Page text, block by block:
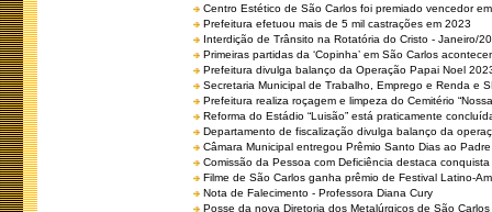
Centro Estético de São Carlos foi premiado vencedor
Prefeitura efetuou mais de 5 mil castrações em 2023
Interdição de Trânsito na Rotatória do Cristo - Janeiro/
Primeiras partidas da ‘Copinha’ em São Carlos
Prefeitura divulga balanço da Operação Papai Noel
Secretaria Municipal de Trabalho, Emprego e Renda e
Prefeitura realiza roçagem e limpeza do Cemitério
Reforma do Estádio “Luisão” está praticamente
Departamento de fiscalização divulga balanço da
Câmara Municipal entregou Prêmio Santo Dias ao
Comissão da Pessoa com Deficiência destaca
Filme de São Carlos ganha prêmio de Festival Latino-
Nota de Falecimento - Professora Diana Cury
Posse da nova Diretoria dos Metalúrgicos de São